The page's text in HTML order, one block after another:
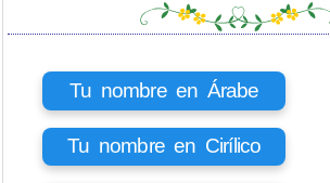
Tu nombre en Árabe
Tu nombre en Cirílico